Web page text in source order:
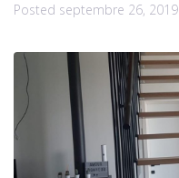
Posted septembre 26, 2019